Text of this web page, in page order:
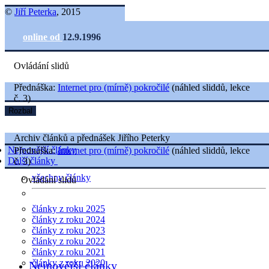
© Jiří Peterka, 2015
online od 12.9.1996
Ovládání slidů
Nejnovější články
Další články
všechny články
články z roku 2025
články z roku 2024
články z roku 2023
články z roku 2022
články z roku 2021
články z roku 2020
Přednáška: Internet pro (mírně) pokročilé (náhled sliddů, lekce
č. 3)
Rozbal
Archiv článků a přednášek Jiřího Peterky
Přednáška:Internet pro (mírně) pokročilé (náhled sliddů, lekce
č. 3)
Ovládání slidů
Nejnovější články